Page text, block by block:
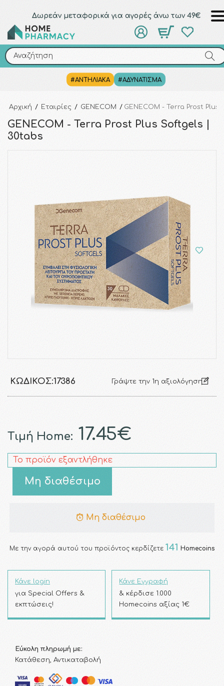
Δωρεάν μεταφορικά για αγορές άνω των 49€
Αναζήτηση
#ΑΝΤΗΛΙΑΚΑ #ΑΔΥΝΑΤΙΣΜΑ
Αναζήτηση
Αρχική / Εταιρίες / GENECOM / GENECOM - Terra Prost
GENECOM - Terra Prost Plus Softgels |
30tabs
ΚΩΔΙΚΌΣ:17386 Γράψτε την 1η αξιολόγηση
Τιμή Home: 17.45€
Το προϊόν εξαντλήθηκε
Μη διαθέσιμο
Μη διαθέσιμο
Με την αγορά αυτού του προϊόντος κερδίζετε 141 Homecoins
Κάνε login
για Special Offers &
εκπτώσεις!
Κάνε Εγγραφή
& κέρδισε 1.000
Homecoins αξίας 1€
Εύκολη πληρωμή με:
Κατάθεση, Αντικαταβολή